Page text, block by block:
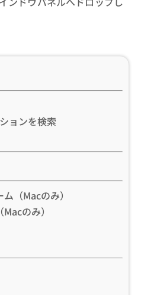
ョンを検索
（Macのみ）
のみ）